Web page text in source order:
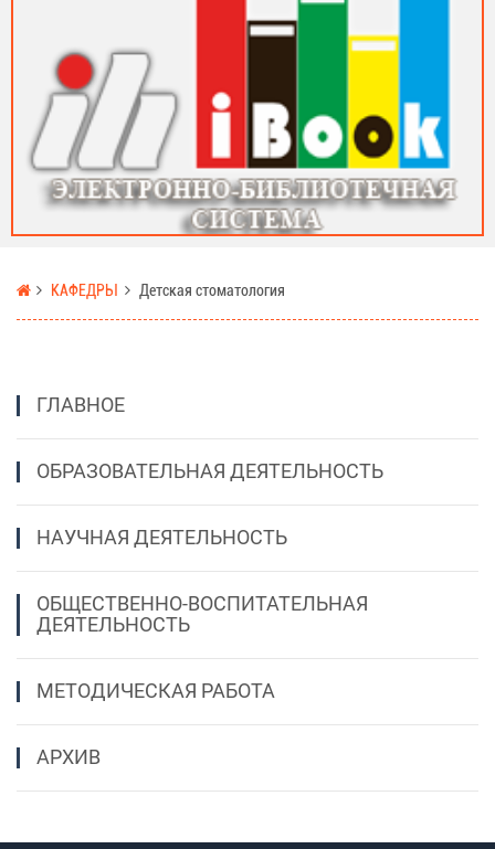
КАФЕДРЫ Детская стоматология
ГЛАВНОЕ
ОБРАЗОВАТЕЛЬНАЯ ДЕЯТЕЛЬНОСТЬ
НАУЧНАЯ ДЕЯТЕЛЬНОСТЬ
ОБЩЕСТВЕННО-ВОСПИТАТЕЛЬНАЯ
ДЕЯТЕЛЬНОСТЬ
МЕТОДИЧЕСКАЯ РАБОТА
АРХИВ